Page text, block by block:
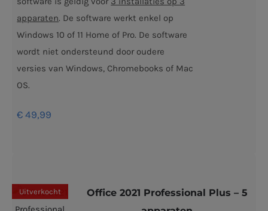
apparaten. De software werkt enkel op
Windows 10 of 11 Home of Pro. De software
wordt niet ondersteund door oudere
versies van Windows, Chromebooks of Mac
OS.
€ 49,99
Uitverkocht
Office 2021 Professional Plus – 5